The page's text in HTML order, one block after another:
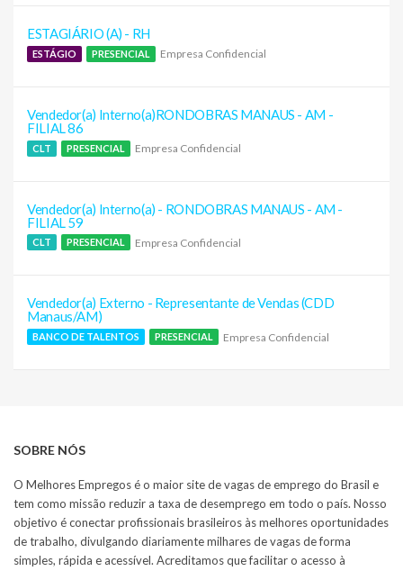
ESTAGIÁRIO (A) - RH
ESTÁGIO PRESENCIAL Empresa Confidencial
Vendedor(a) Interno(a)RONDOBRAS MANAUS - AM -
FILIAL 86
CLT PRESENCIAL Empresa Confidencial
Vendedor(a) Interno(a) - RONDOBRAS MANAUS - AM -
FILIAL 59
CLT PRESENCIAL Empresa Confidencial
Vendedor(a) Externo - Representante de Vendas (CDD
Manaus/AM)
BANCO DE TALENTOS PRESENCIAL Empresa Confidencial
SOBRE NÓS
O Melhores Empregos é o maior site de vagas de emprego do Brasil e
tem como missão reduzir a taxa de desemprego em todo o país. Nosso
objetivo é conectar profissionais brasileiros às melhores oportunidades
de trabalho, divulgando diariamente milhares de vagas de forma
simples, rápida e acessível. Acreditamos que facilitar o acesso à